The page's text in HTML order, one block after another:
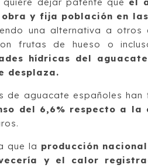
y fija población en
una alternativa a otros
frutas de hueso o
hídricas del
desplaza.
de aguacate españoles han
del 6,6% respecto a la
que la producción
y el calor